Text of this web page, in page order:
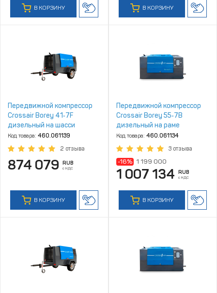
В КОРЗИНУ В КОРЗИНУ
Передвижной компрессор
Crossair Borey 41‑7F
дизельный на шасси
Код товара: 460.061139
2 отзыва
874 079 RUB
с НДС
В КОРЗИНУ
Передвижной компрессор
Crossair Borey 55‑7B
дизельный на раме
Код товара: 460.061134
3 отзыва
-16% 1 199 000
1 007 134 RUB
с НДС
В КОРЗИНУ